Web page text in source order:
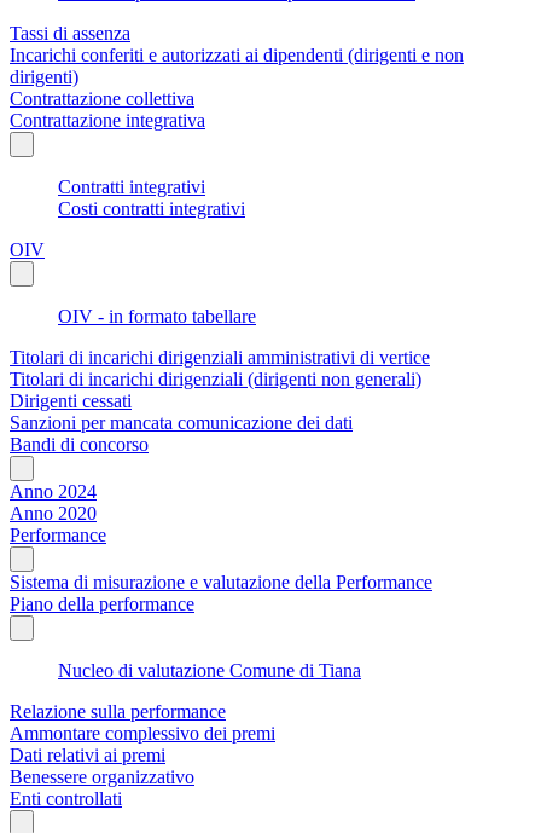
Tassi di assenza
Incarichi conferiti e autorizzati ai dipendenti (dirigenti e non
dirigenti)
Contrattazione collettiva
Contrattazione integrativa
Contratti integrativi
Costi contratti integrativi
OIV
OIV - in formato tabellare
Titolari di incarichi dirigenziali amministrativi di vertice
Titolari di incarichi dirigenziali (dirigenti non generali)
Dirigenti cessati
Sanzioni per mancata comunicazione dei dati
Bandi di concorso
Anno 2024
Anno 2020
Performance
Sistema di misurazione e valutazione della Performance
Piano della performance
Nucleo di valutazione Comune di Tiana
Relazione sulla performance
Ammontare complessivo dei premi
Dati relativi ai premi
Benessere organizzativo
Enti controllati